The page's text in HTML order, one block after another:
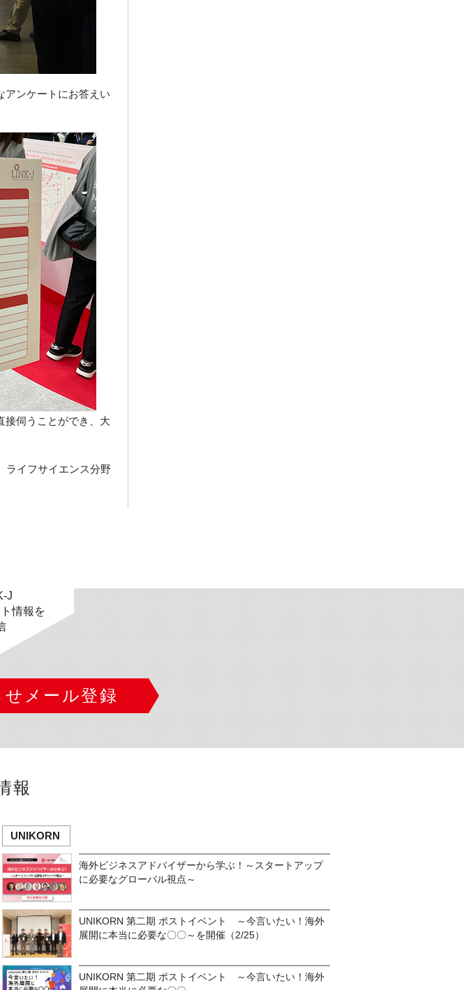
アンケートにお答えい
接伺うことができ、大
ライフサイエンス分野
J
情報を
メール登録
報
UNIKORN
海外ビジネスアドバイザーから学ぶ！～スタートアップ
に必要なグローバル視点～
UNIKORN 第二期 ポストイベント ～今言いたい！海外
展開に本当に必要な〇〇～を開催（2/25）
UNIKORN 第二期 ポストイベント ～今言いたい！海外